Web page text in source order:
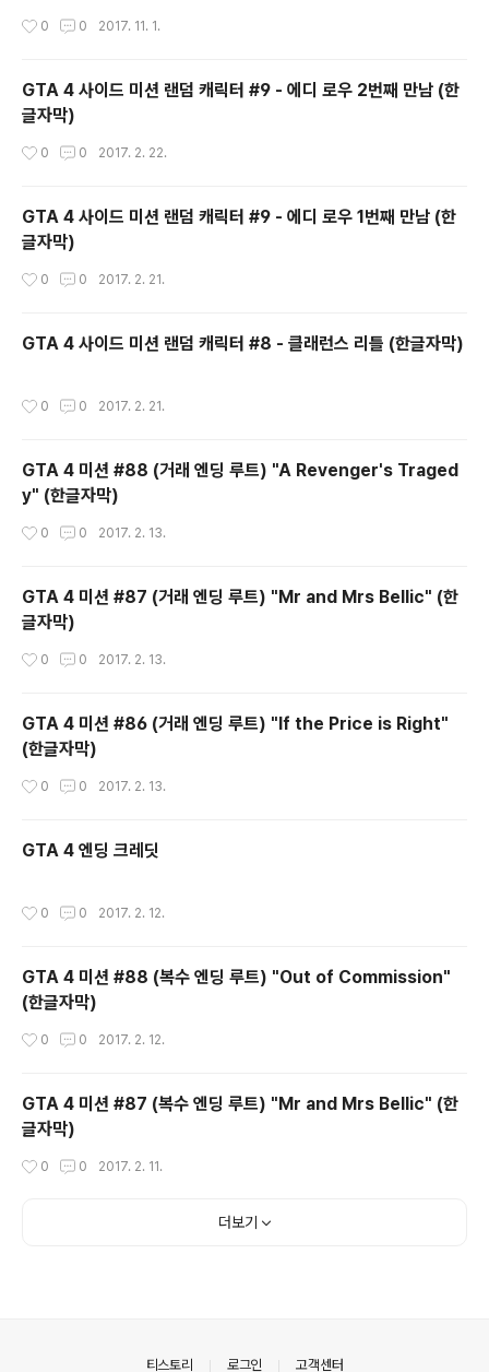
0 0 2017. 11. 1.
GTA 4 사이드 미션 랜덤 캐릭터 #9 - 에디 로우 2번째 만남 (한
글자막)
0 0 2017. 2. 22.
GTA 4 사이드 미션 랜덤 캐릭터 #9 - 에디 로우 1번째 만남 (한
글자막)
0 0 2017. 2. 21.
GTA 4 사이드 미션 랜덤 캐릭터 #8 - 클래런스 리틀 (한글자막)
0 0 2017. 2. 21.
GTA 4 미션 #88 (거래 엔딩 루트) "A Revenger's Traged
y" (한글자막)
0 0 2017. 2. 13.
GTA 4 미션 #87 (거래 엔딩 루트) "Mr and Mrs Bellic" (한
글자막)
0 0 2017. 2. 13.
GTA 4 미션 #86 (거래 엔딩 루트) "If the Price is Right"
(한글자막)
0 0 2017. 2. 13.
GTA 4 엔딩 크레딧
0 0 2017. 2. 12.
GTA 4 미션 #88 (복수 엔딩 루트) "Out of Commission"
(한글자막)
0 0 2017. 2. 12.
GTA 4 미션 #87 (복수 엔딩 루트) "Mr and Mrs Bellic" (한
글자막)
0 0 2017. 2. 11.
더보기
티스토리 로그인 고객센터